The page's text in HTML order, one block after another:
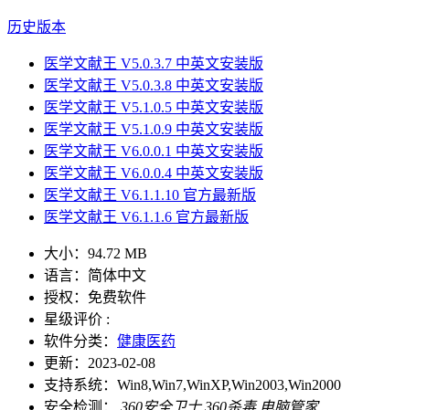
历史版本
医学文献王 V5.0.3.7 中英文安装版
医学文献王 V5.0.3.8 中英文安装版
医学文献王 V5.1.0.5 中英文安装版
医学文献王 V5.1.0.9 中英文安装版
医学文献王 V6.0.0.1 中英文安装版
医学文献王 V6.0.0.4 中英文安装版
医学文献王 V6.1.1.10 官方最新版
医学文献王 V6.1.1.6 官方最新版
大小： 94.72 MB
语言： 简体中文
授权： 免费软件
星级评价 :
软件分类： 健康医药
更新： 2023-02-08
支持系统： Win8,Win7,WinXP,Win2003,Win2000
安全检测：
360安全卫士 360杀毒 电脑管家